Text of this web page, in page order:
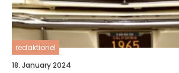
redaktionel
18. January 2024